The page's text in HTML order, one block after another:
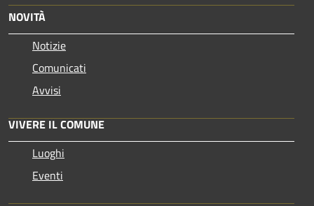
NOVITÀ
Notizie
Comunicati
Avvisi
VIVERE IL COMUNE
Luoghi
Eventi